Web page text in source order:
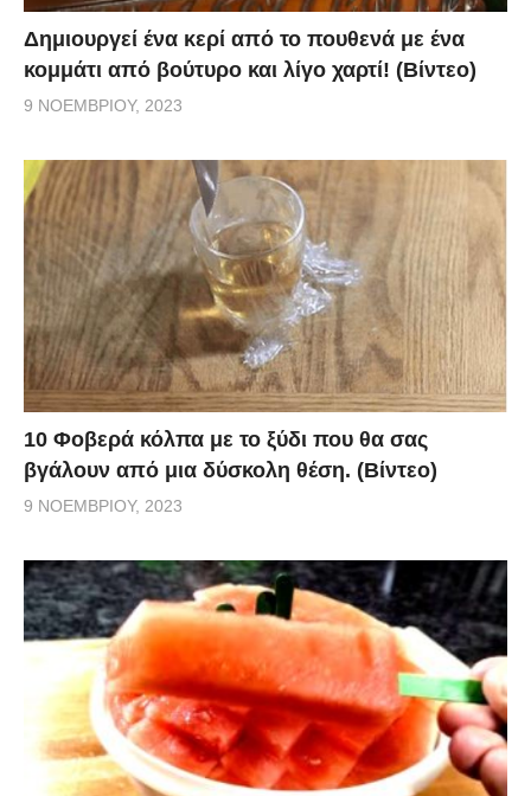
Δημιουργεί ένα κερί από το πουθενά με ένα
κομμάτι από βούτυρο και λίγο χαρτί! (Βίντεο)
9 ΝΟΕΜΒΡΊΟΥ, 2023
10 Φοβερά κόλπα με το ξύδι που θα σας
βγάλουν από μια δύσκολη θέση. (Βίντεο)
9 ΝΟΕΜΒΡΊΟΥ, 2023